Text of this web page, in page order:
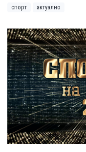
спорт актуално